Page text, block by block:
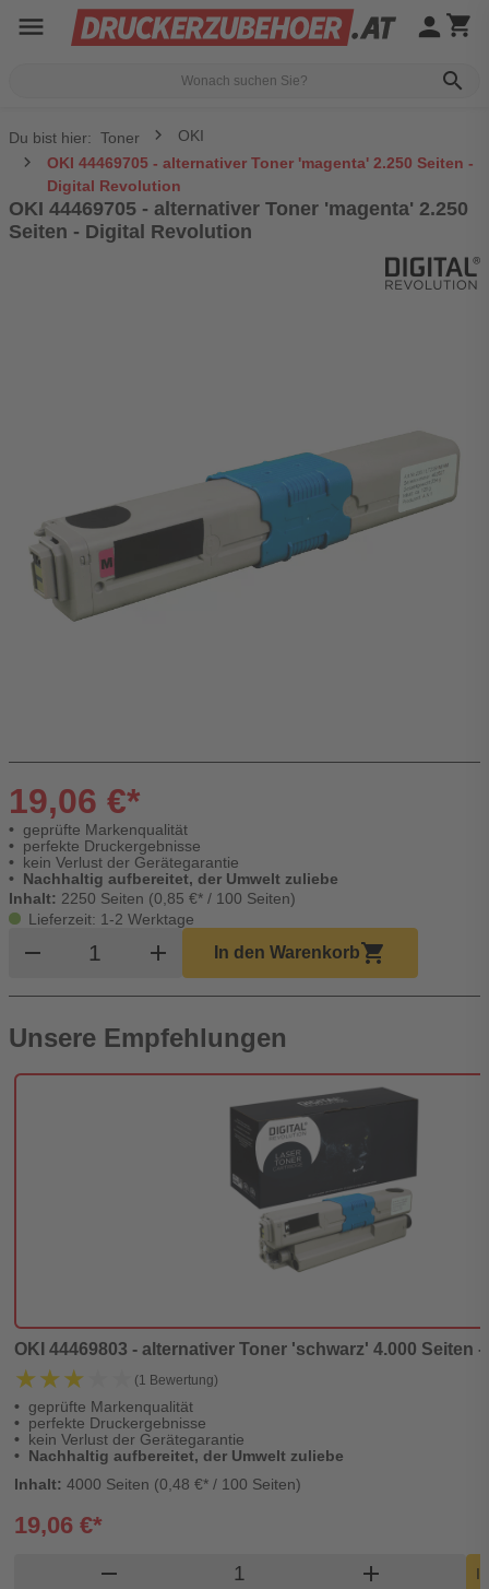
menu
search
person shopping_cart
Du bist hier: Toner
OKI
OKI 44469705 - alternativer Toner 'magenta' 2.250 Seiten -
Digital Revolution
OKI 44469705 - alternativer Toner 'magenta' 2.250
Seiten - Digital Revolution
19,06 €*
geprüfte Markenqualität
perfekte Druckergebnisse
kein Verlust der Gerätegarantie
Nachhaltig aufbereitet, der Umwelt zuliebe
Inhalt: 2250 Seiten (0,85 €* / 100 Seiten)
Lieferzeit: 1-2 Werktage
remove Produkt Warenkorb Menge
add In den Warenkorbshopping_cart
Unsere Empfehlungen
OKI 44469803 - alternativer Toner 'schwarz' 4.000 Seiten
★★★★★
★★★★★ (1 Bewertung)
geprüfte Markenqualität
perfekte Druckergebnisse
kein Verlust der Gerätegarantie
Nachhaltig aufbereitet, der Umwelt zuliebe
Inhalt: 4000 Seiten (0,48 €* / 100 Seiten)
19,06 €*
remove Produkt Warenkorb Menge
add